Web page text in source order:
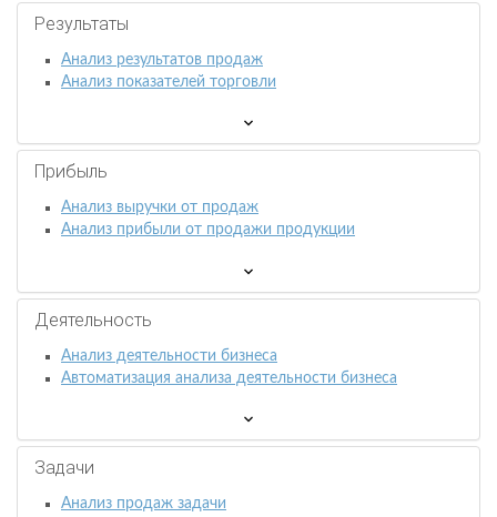
Результаты
Анализ результатов продаж
Анализ показателей торговли
Прибыль
Анализ выручки от продаж
Анализ прибыли от продажи продукции
Деятельность
Анализ деятельности бизнеса
Автоматизация анализа деятельности бизнеса
Задачи
Анализ продаж задачи